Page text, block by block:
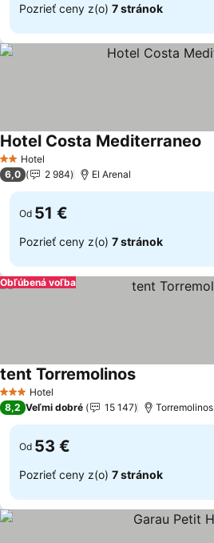
Pozrieť ceny z(o) 7 stránok
2 Počet hviezdičiek
Hotel
Hotel Costa Mediterraneo
6,0 2 984 El Arenal
Od 51 €
Pozrieť ceny z(o) 7 stránok
Obľúbená voľba
3 Počet hviezdičiek
Hotel
tent Torremolinos
8,2 Veľmi dobré 15 147 Torremolinos
Od 53 €
Pozrieť ceny z(o) 7 stránok